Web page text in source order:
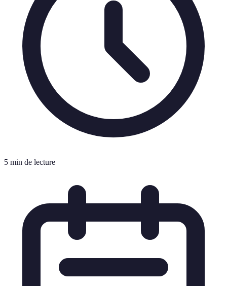
5 min de lecture